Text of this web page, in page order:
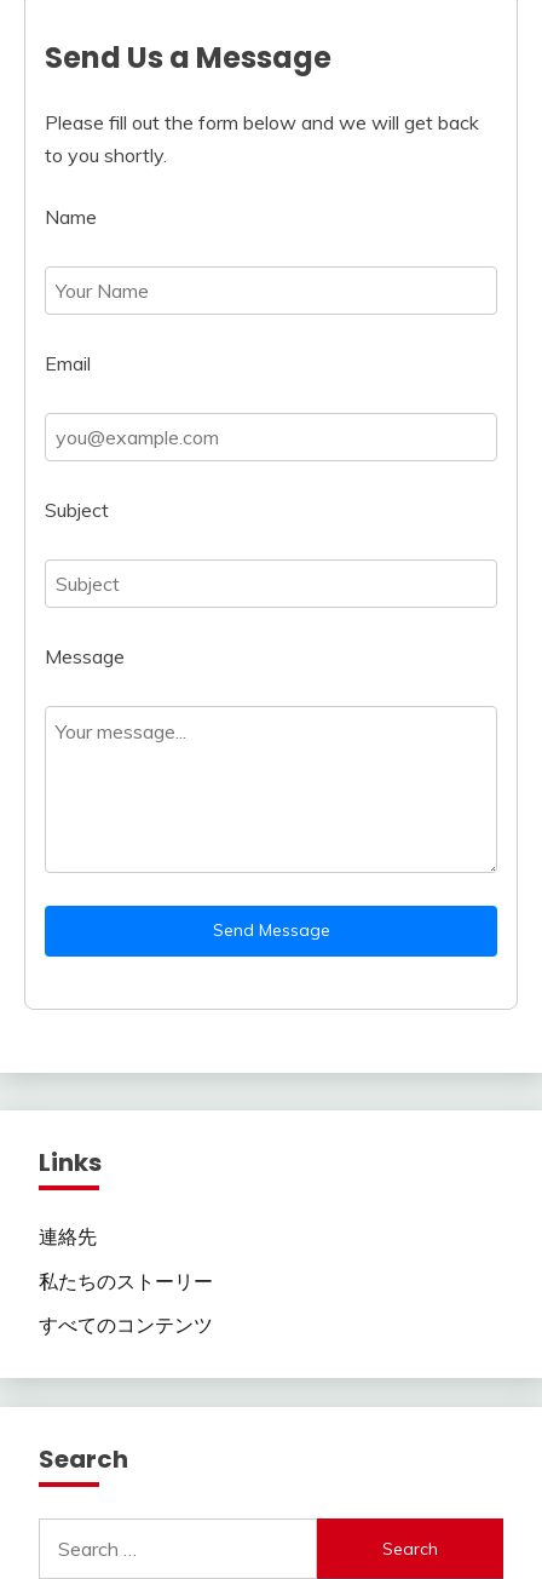
Send Us a Message
Please fill out the form below and we will get back
to you shortly.
Name
Email
Subject
Message
Send Message
Links
連絡先
私たちのストーリー
すべてのコンテンツ
Search
for: